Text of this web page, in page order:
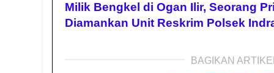
Milik Bengkel di Ogan Ilir, Seorang
Diamankan Unit Reskrim Polsek
BAGIKAN